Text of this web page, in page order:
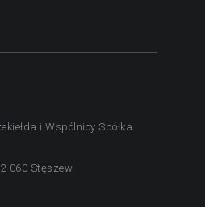
i Wspólnicy Spółka
060 Stęszew